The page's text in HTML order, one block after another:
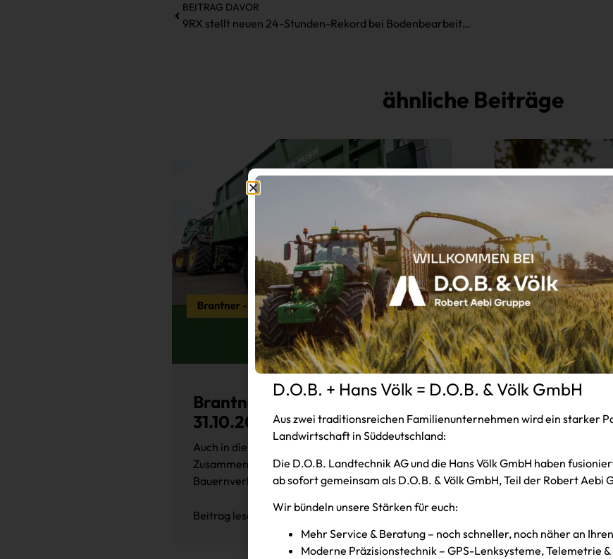
BEITRAG DAVOR
9RX stellt neuen 24-Stunden-Rekord bei Bodenbearbeitung auf
ähnliche Beiträge
Brantner BBV Aktion – bis
31.10.2025
Auch in diesem Jahr hat die Firma Brantner in
Zusammenarbeit mit dem Bayerischen
Bauernverband eine Sonderaktion gestartet.
Beitrag lesen
Alle
einem Ort
Gute News: Ab
News und Infos
Ort. Damit wird’s
D.O.B. + Hans Völk = D.O.B. & Völk GmbH
Aus zwei traditionsreichen Familienunternehmen wird ein starker
Landwirtschaft in Süddeutschland:
Die D.O.B. Landtechnik AG und die Hans Völk GmbH haben
ab sofort gemeinsam als D.O.B. & Völk GmbH, Teil der Robert Aebi
Wir bündeln unsere Stärken für euch:
Mehr Service & Beratung – noch schneller, noch näher an
Moderne Präzisionstechnik – GPS-Lenksysteme, Telemetrie